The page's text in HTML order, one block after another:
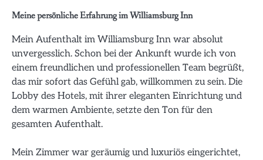
Meine persönliche Erfahrung im Williamsburg Inn
Mein Aufenthalt im Williamsburg Inn war absolut
unvergesslich. Schon bei der Ankunft wurde ich von
einem freundlichen und professionellen Team begrüßt,
das mir sofort das Gefühl gab, willkommen zu sein. Die
Lobby des Hotels, mit ihrer eleganten Einrichtung und
dem warmen Ambiente, setzte den Ton für den
gesamten Aufenthalt.
Mein Zimmer war geräumig und luxuriös eingerichtet,